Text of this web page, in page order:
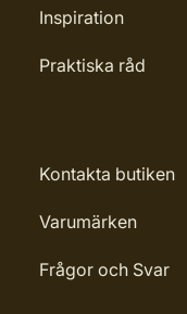
Inspiration
Praktiska råd
Kontakta butiken
Varumärken
Frågor och Svar